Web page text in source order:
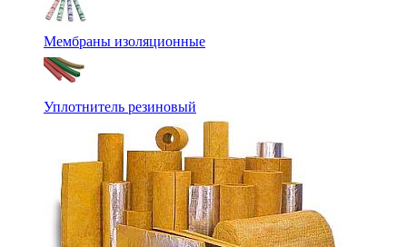
Мембраны изоляционные
Уплотнитель резиновый